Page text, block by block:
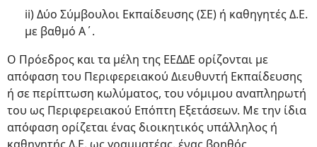
ii) Δύο Σύμβουλοι Εκπαίδευσης (ΣΕ) ή καθηγητές Δ.Ε.
με βαθμό Α΄.
Ο Πρόεδρος και τα μέλη της ΕΕΔΔΕ ορίζονται με
απόφαση του Περιφερειακού Διευθυντή Εκπαίδευσης
ή σε περίπτωση κωλύματος, του νόμιμου αναπληρωτή
του ως Περιφερειακού Επόπτη Εξετάσεων. Με την ίδια
απόφαση ορίζεται ένας διοικητικός υπάλληλος ή